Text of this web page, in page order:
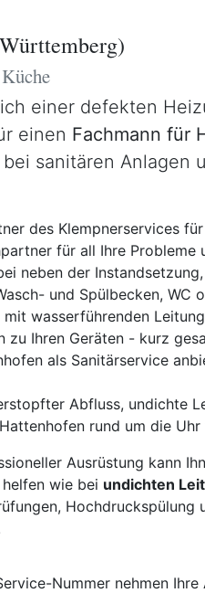
einer defekten
einen Fachmann für
sanitären Anlagen
des Klempnerservices für
für all Ihre Probleme
neben der
und Spülbecken, WC
wasserführenden
zu Ihren Geräten - kurz
als Sanitärservice
Abfluss, undichte
rund um die Uhr
Ausrüstung kann
wie bei undichten
Hochdruckspülung
Nummer nehmen